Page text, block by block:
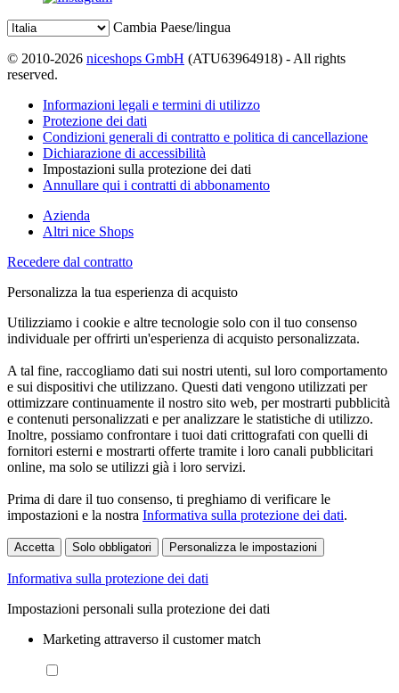
Cambia Paese/lingua
© 2010-2026 niceshops GmbH (ATU63964918) - All rights
reserved.
Informazioni legali e termini di utilizzo
Protezione dei dati
Condizioni generali di contratto e politica di cancellazione
Dichiarazione di accessibilità
Impostazioni sulla protezione dei dati
Annullare qui i contratti di abbonamento
Azienda
Altri nice Shops
Recedere dal contratto
Personalizza la tua esperienza di acquisto
Utilizziamo i cookie e altre tecnologie solo con il tuo consenso
individuale per offrirti un'esperienza di acquisto personalizzata.
A tal fine, raccogliamo dati sui nostri utenti, sul loro comportamento
e sui dispositivi che utilizzano. Questi dati vengono utilizzati per
ottimizzare continuamente il nostro sito web, per mostrarti pubblicità
e contenuti personalizzati e per analizzare le statistiche di utilizzo.
Inoltre, possiamo confrontare i tuoi dati crittografati con quelli di
fornitori esterni e mostrarti offerte tramite i loro canali pubblicitari
online, ma solo se utilizzi già i loro servizi.
Prima di dare il tuo consenso, ti preghiamo di verificare le
impostazioni e la nostra Informativa sulla protezione dei dati.
Accetta Solo obbligatori Personalizza le impostazioni
Informativa sulla protezione dei dati
Impostazioni personali sulla protezione dei dati
Marketing attraverso il customer match